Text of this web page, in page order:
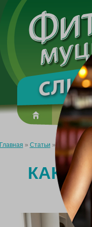
О
Главная » Статьи »Как
КАК